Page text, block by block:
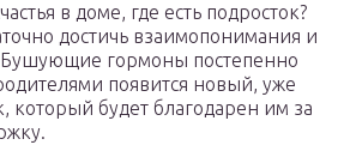
в доме, где есть подросток?
достичь взаимопонимания и
гормоны постепенно
появится новый, уже
который будет благодарен им за